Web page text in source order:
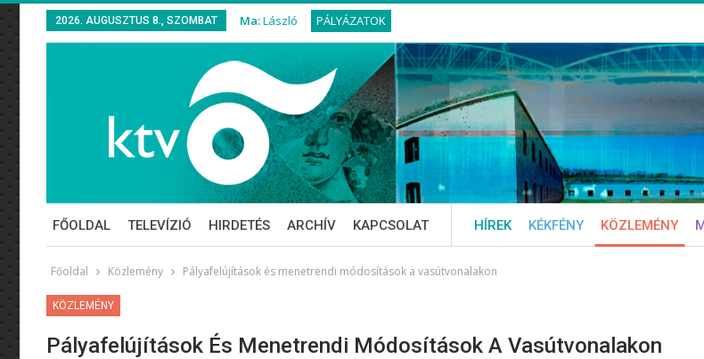
2026. AUGUSZTUS 8., SZOMBAT Ma:László PÁLYÁZATOK
FŐOLDAL TELEVÍZIÓ HIRDETÉS ARCHÍV KAPCSOLAT HÍREK KÉKFÉNY KÖZLEMÉNY
Főoldal Közlemény Pályafelújítások és menetrendi módosítások a vasútvonalakon
KÖZLEMÉNY
Pályafelújítások És Menetrendi Módosítások A Vasútvonalakon